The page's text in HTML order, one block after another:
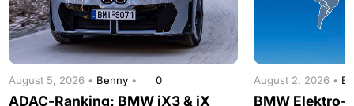
August 5, 2026 • Benny • 0
ADAC-Ranking: BMW iX3 & iX
August 2, 2026 •
BMW Elektro-